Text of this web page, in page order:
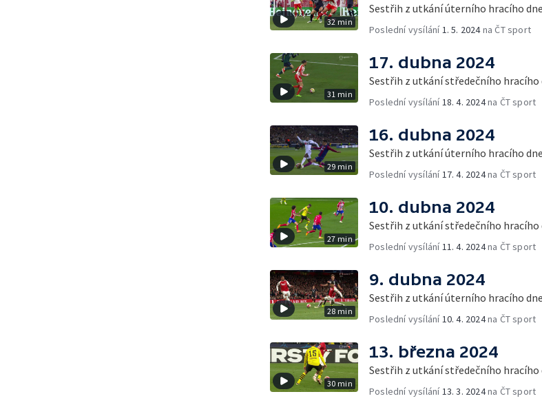
32 min
Sestřih z utkání úterního hracího
Poslední vysílání 1. 5. 2024na ČT sport
31 min
17. dubna 2024
Sestřih z utkání středečního
Poslední vysílání 18. 4. 2024na ČT sport
29 min
16. dubna 2024
Sestřih z utkání úterního hracího
Poslední vysílání 17. 4. 2024na ČT sport
27 min
10. dubna 2024
Sestřih z utkání středečního
Poslední vysílání 11. 4. 2024na ČT sport
28 min
9. dubna 2024
Sestřih z utkání úterního hracího
Poslední vysílání 10. 4. 2024na ČT sport
30 min
13. března 2024
Sestřih z utkání středečního
Poslední vysílání 13. 3. 2024na ČT sport